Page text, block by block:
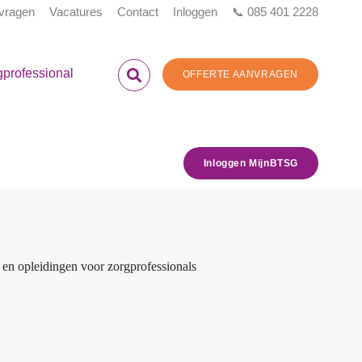
Vacatures Contact Inloggen 📞 085 401 2228
OFFERTE AANVRAGEN
Inloggen MijnBTSG